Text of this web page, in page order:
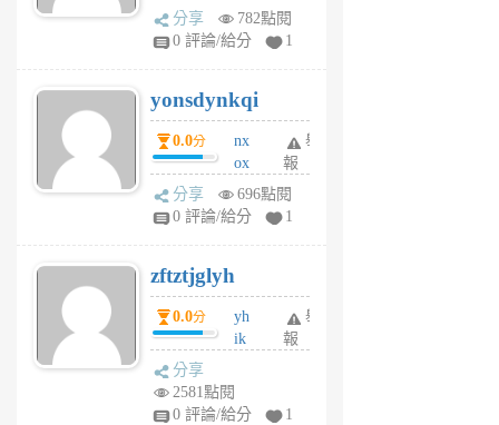
wt
sv
6
個
月
前
分享
782點閱
0 評論/給分
1
yonsdynkqi
0.0分
nx
ox
rh
pe
月
前
舉
報
分享
696點閱
0 評論/給分
1
zftztjglyh
0.0分
yh
ik
tu
舉
報
分享
2581點閱
0 評論/給分
1